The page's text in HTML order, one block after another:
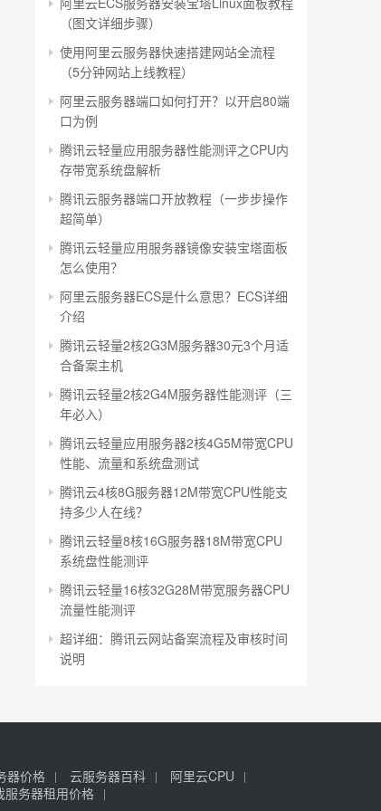
（图文详细步骤）
使用阿里云服务器快速搭建网站全流程
（5分钟网站上线教程）
阿里云服务器端口如何打开？以开启80端
口为例
腾讯云轻量应用服务器性能测评之CPU内
存带宽系统盘解析
腾讯云服务器端口开放教程（一步步操作
超简单）
腾讯云轻量应用服务器镜像安装宝塔面板
怎么使用？
阿里云服务器ECS是什么意思？ECS详细
介绍
腾讯云轻量2核2G3M服务器30元3个月适
合备案主机
腾讯云轻量2核2G4M服务器性能测评（三
年必入）
腾讯云轻量应用服务器2核4G5M带宽CPU
性能、流量和系统盘测试
腾讯云4核8G服务器12M带宽CPU性能支
持多少人在线？
腾讯云轻量8核16G服务器18M带宽CPU
系统盘性能测评
腾讯云轻量16核32G28M带宽服务器CPU
流量性能测评
超详细：腾讯云网站备案流程及审核时间
说明
器价格 云服务器百科
阿里云CPU
服务器租用价格